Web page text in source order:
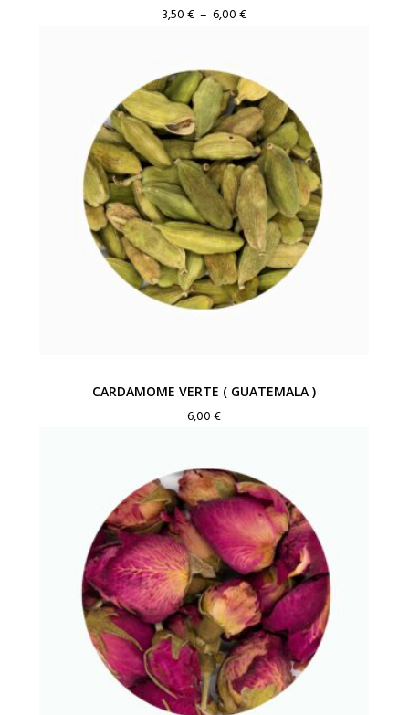
3,50€ – 6,00€Plage
3,50 €
à
6,00 €
CARDAMOME VERTE ( GUATEMALA )
6,00€